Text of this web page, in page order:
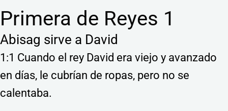
Primera de Reyes 1
Abisag sirve a David
1:1 Cuando el rey David era viejo y avanzado
en días, le cubrían de ropas, pero no se
calentaba.